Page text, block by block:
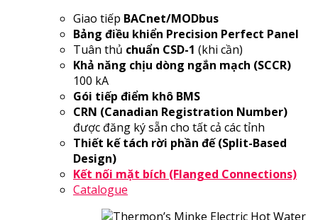
Giao tiếp BACnet/MODbus
Bảng điều khiển Precision Perfect Panel
Tuân thủ chuẩn CSD-1 (khi cần)
Khả năng chịu dòng ngắn mạch (SCCR)
100 kA
Gói tiếp điểm khô BMS
CRN (Canadian Registration Number)
được đăng ký sẵn cho tất cả các tỉnh
Thiết kế tách rời phần đế (Split-Based
Design)
Kết nối mặt bích (Flanged Connections)
Catalogue